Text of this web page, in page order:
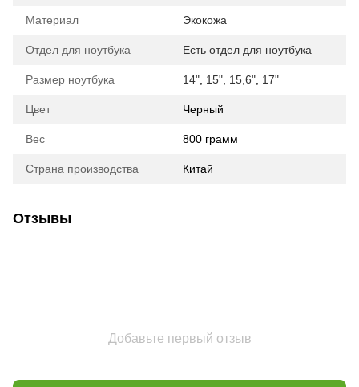
Материал Экокожа
Отдел для ноутбука Есть отдел для ноутбука
Размер ноутбука 14" 15" 15,6" 17"
Цвет Черный
Вес 800 грамм
Страна производства Китай
Отзывы
Добавьте первый отзыв